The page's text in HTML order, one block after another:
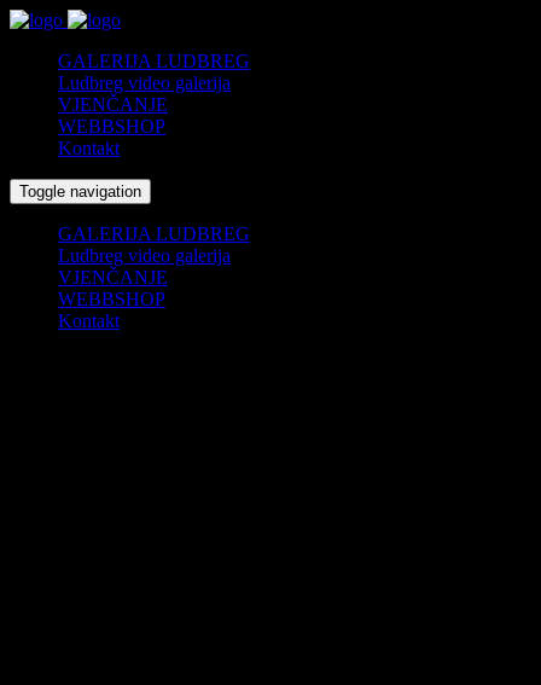
GALERIJA LUDBREG
Ludbreg video galerija
VJENČANJE
WEBBSHOP
Kontakt
Toggle navigation
GALERIJA LUDBREG
Ludbreg video galerija
VJENČANJE
WEBBSHOP
Kontakt